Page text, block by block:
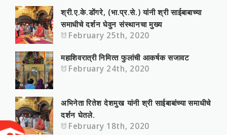
श्री.ए.के.डोंगरे, (भा.प्र.से.) यांनी श्री साईबाबाच्या
समाधीचे दर्शन घेवुन संस्‍थानचा मुख्‍य
February 25th, 2020
महाशिवरात्री निमित्‍त फुलांची आकर्षक सजावट
February 24th, 2020
अभिनेता रितेश देशमुख यांनी श्री साईबाबांच्या समाधीचे
दर्शन घेतले.
February 18th, 2020